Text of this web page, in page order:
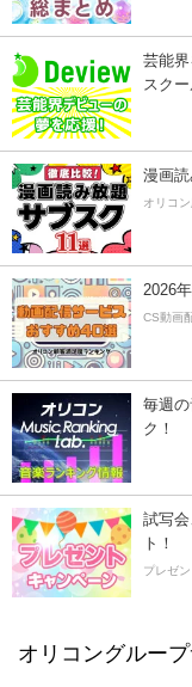
芸能
スク
漫画読
オリコ
2026
CS動画
毎週
ク！
試写
ト！
プレゼ
オリコングループ